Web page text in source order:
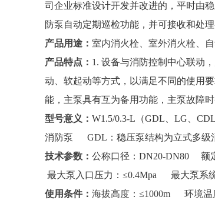
司企业标准设计开发并改进的，平时由
防泵自动定期巡检功能，并可接收和处
产品用途： 室内消火栓、室外消火栓、
产品特点： 1. 设备与消防控制中心联动
动、软起动等方式，以满足不同的使用
能，主泵具有互为备用功能，主泵故障时
型号意义： W1.5/0.3-L（GDL、LG、
消防泵 GDL：稳压泵结构为立式多
技术参数： 公称口径：DN20-DN80 额
最大泵入口压力：≤0.4Mpa 最大泵系
使用条件： 海拔高度：≤1000m 环境